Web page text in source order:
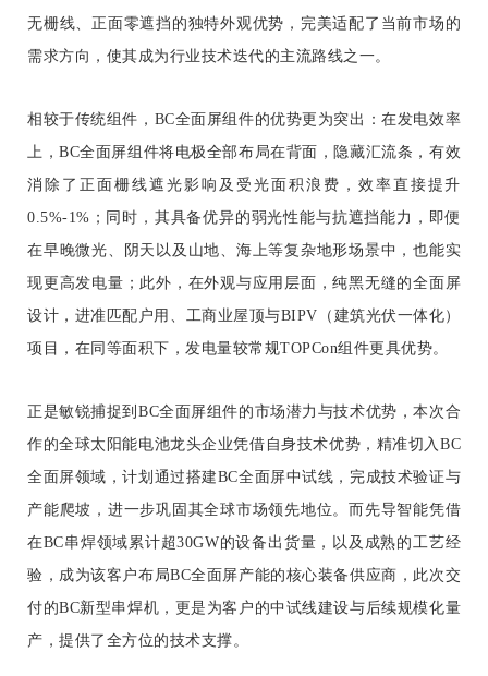
无栅线、正面零遮挡的独特外观优势，完美适配了当前市场的
需求方向，使其成为行业技术迭代的主流路线之一。
相较于传统组件，BC全面屏组件的优势更为突出：在发电效率
上，BC全面屏组件将电极全部布局在背面，隐藏汇流条，有效
消除了正面栅线遮光影响及受光面积浪费，效率直接提升
0.5%-1%；同时，其具备优异的弱光性能与抗遮挡能力，即便
在早晚微光、阴天以及山地、海上等复杂地形场景中，也能实
现更高发电量；此外，在外观与应用层面，纯黑无缝的全面屏
设计，进准匹配户用、工商业屋顶与BIPV（建筑光伏一体化）
项目，在同等面积下，发电量较常规TOPCon组件更具优势。
正是敏锐捕捉到BC全面屏组件的市场潜力与技术优势，本次合
作的全球太阳能电池龙头企业凭借自身技术优势，精准切入BC
全面屏领域，计划通过搭建BC全面屏中试线，完成技术验证与
产能爬坡，进一步巩固其全球市场领先地位。而先导智能凭借
在BC串焊领域累计超30GW的设备出货量，以及成熟的工艺经
验，成为该客户布局BC全面屏产能的核心装备供应商，此次交
付的BC新型串焊机，更是为客户的中试线建设与后续规模化量
产，提供了全方位的技术支撑。